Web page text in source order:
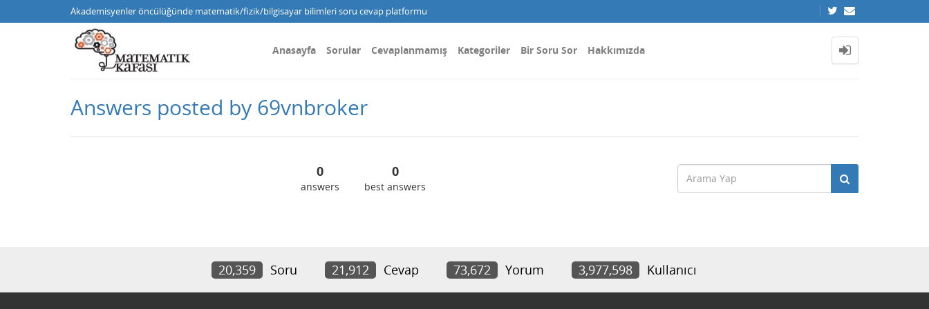
Akademisyenler öncülüğünde matematik/fizik/bilgisayar bilimleri soru cevap platformu
Anasayfa Sorular Cevaplanmamış Kategoriler Bir Soru Sor Hakkımızda
Answers posted by 69vnbroker
0
answers
0
best answers
20,359 Soru 21,912 Cevap 73,672 Yorum 3,977,598 Kullanıcı